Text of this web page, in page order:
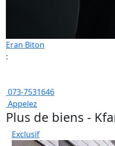
Eran Biton
:
073-7531646
Appelez
Plus de biens -
Exclusif